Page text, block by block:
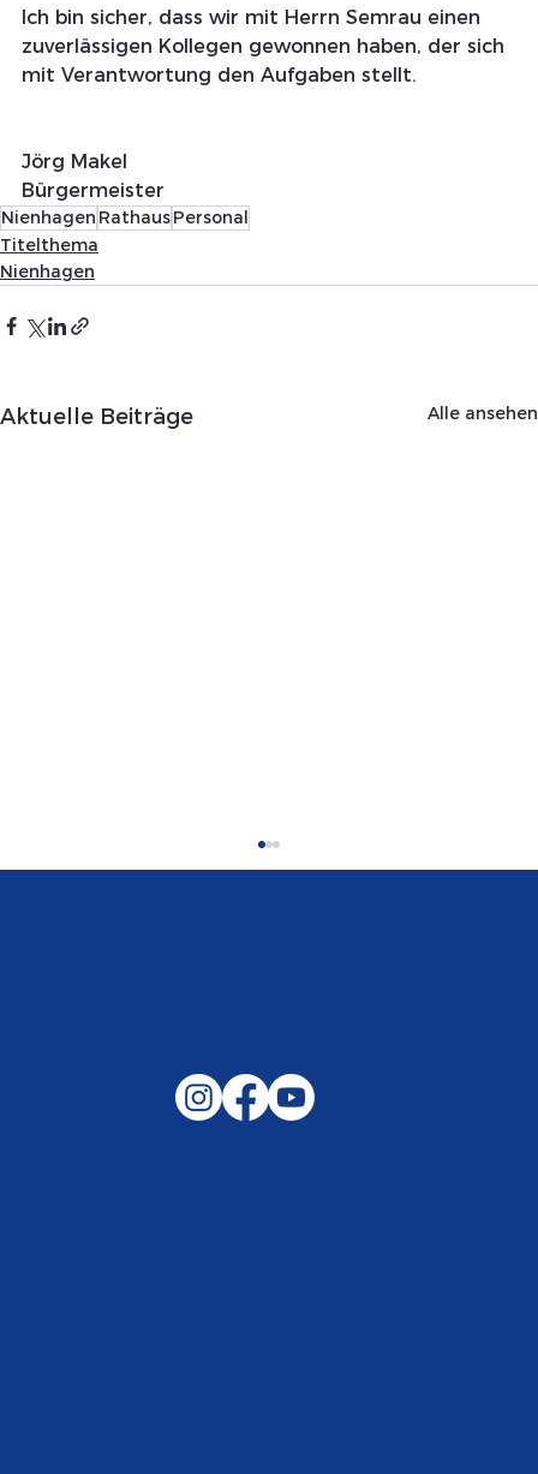
Ich bin sicher, dass wir mit Herrn Semrau einen
zuverlässigen Kollegen gewonnen haben, der sich
mit Verantwortung den Aufgaben stellt.
Jörg Makel
Bürgermeister
Nienhagen RathausPersonal
Titelthema
Nienhagen
Aktuelle Beiträge Alle ansehen
Gemeinsam auf außergewöhnliche